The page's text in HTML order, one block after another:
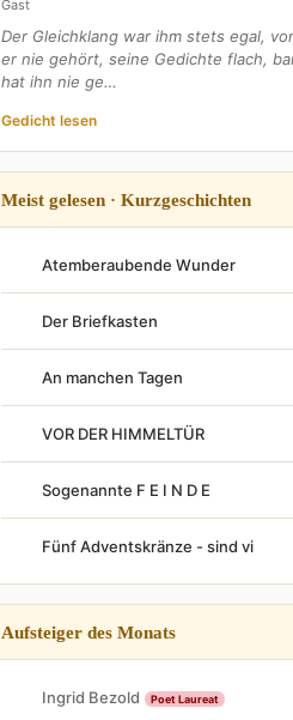
Gast
Der Gleichklang war ihm stets egal,
er nie gehört, seine Gedichte flach,
hat ihn nie ge…
Gedicht lesen
Meist gelesen · Kurzgeschichten
Atemberaubende Wunder
Der Briefkasten
An manchen Tagen
VOR DER HIMMELTÜR
Sogenannte F E I N D E
Fünf Adventskränze - sind vi
Aufsteiger des Monats
Ingrid Bezold Poet Laureat